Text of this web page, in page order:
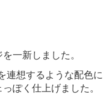
一新しました。
連想するような配色に
ぽく仕上げました。